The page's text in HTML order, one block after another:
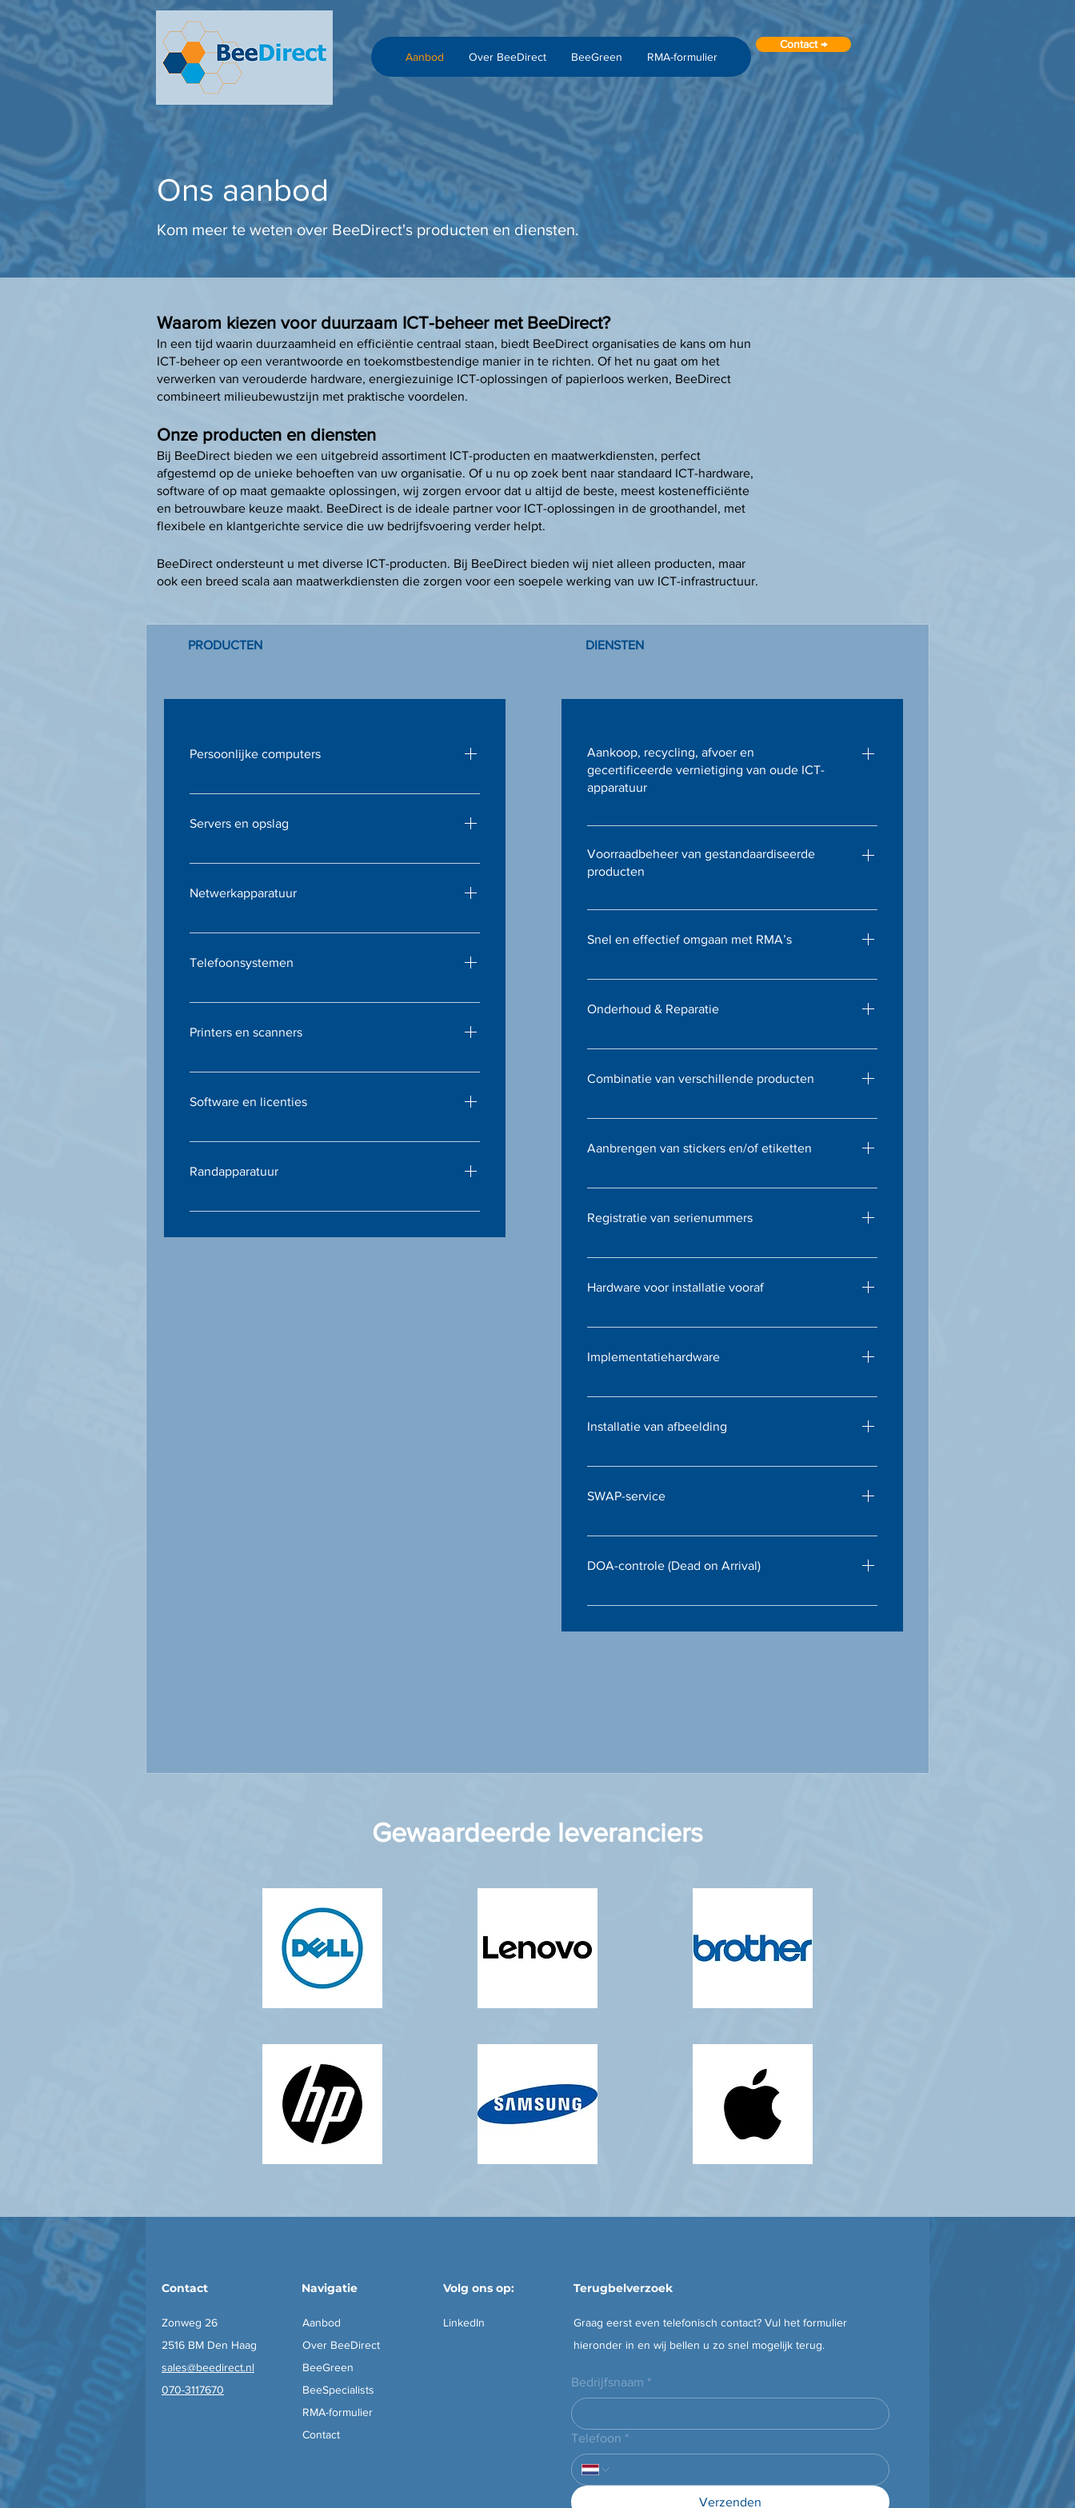
Aanbod Over BeeDirect BeeGreen RMA-formulier
Contact →
Ons aanbod
Kom meer te weten over BeeDirect's producten en diensten.
Waarom kiezen voor duurzaam ICT-beheer met BeeDirect?
In een tijd waarin duurzaamheid en efficiëntie centraal staan, biedt BeeDirect organisaties de kans om hun
ICT-beheer op een verantwoorde en toekomstbestendige manier in te richten. Of het nu gaat om het
verwerken van verouderde hardware, energiezuinige ICT-oplossingen of papierloos werken, BeeDirect
combineert milieubewustzijn met praktische voordelen.​​
Onze producten en diensten
Bij BeeDirect bieden we een uitgebreid assortiment ICT-producten en maatwerkdiensten, perfect
afgestemd op de unieke behoeften van uw organisatie. Of u nu op zoek bent naar standaard ICT-hardware,
software of op maat gemaakte oplossingen, wij zorgen ervoor dat u altijd de beste, meest kostenefficiënte
en betrouwbare keuze maakt. BeeDirect is de ideale partner voor ICT-oplossingen in de groothandel, met
flexibele en klantgerichte service die uw bedrijfsvoering verder helpt.
BeeDirect ondersteunt u met diverse ICT-producten. Bij BeeDirect bieden wij niet alleen producten, maar
ook een breed scala aan maatwerkdiensten die zorgen voor een soepele werking van uw ICT-infrastructuur.
PRODUCTEN
Persoonlijke computers
Pc's, thin clients, tablets, monitors, laptops – alles
werkomgeving.
Servers en opslag
Krachtige en betrouwbare serveroplossingen en
databeveiliging.
Netwerkapparatuur
Routers, switches en andere netwerkcomponenten
Telefoonsystemen
Complete zakelijke telefonie-oplossingen, van
voor heldere communicatie.
Printers en scanners
Diverse oplossingen voor documentbeheer, van
voor grote volumes.
Software en licenties
Besturingssystemen, applicaties en bedrijfssoftware
organisatie.
Randapparatuur
Toetsenborden, muizen, dockingstations en andere
DIENSTEN
Aankoop, recycling, afvoer en
gecertificeerde vernietiging van oude ICT-
apparatuur
Verantwoordelijke afvoer van verouderde
data om te voldoen aan wettelijke en
milieuvereisten.
Voorraadbeheer van gestandaardiseerde
producten
Betrouwbare beschikbaarheid van
zodat levertijden geen obstakel vormen voor uw
Snel en effectief omgaan met RMA’s
Wij zorgen voor een snelle en efficiënte
bedrijfscontinuïteit gewaarborgd blijft.
Onderhoud & Reparatie
Onderhoudsdiensten voor uw ICT-apparatuur,
Combinatie van verschillende producten
Wij bieden op maat gemaakte ICT-oplossingen,
worden geïntegreerd.
Aanbrengen van stickers en/of etiketten
Voor inventarisbeheer kunnen wij stickers en
eenvoudig te identificeren en te traceren is.
Registratie van serienummers
Gedetailleerde registratie van serienummers voor
hardware.
Hardware voor installatie vooraf
We kunnen hardware vooraf voor u installeren,
Implementatiehardware
Wij bieden implementatiehardware afgestemd op
organisatie.
Installatie van afbeelding
Wij voeren besturingssysteem- en software-imaging
gebruik.
SWAP-service
Bij defecten bieden wij een SWAP-service, waarbij
werkende exemplaren.
DOA-controle (Dead on Arrival)
We voeren DOA-controles uit om te garanderen dat
Gewaardeerde leveranciers
Contact
Zonweg 26
2516 BM Den Haag
sales@beedirect.nl
070-3117670​
Navigatie
Aanbod
Over BeeDirect
BeeGreen
BeeSpecialists
RMA-formulier
Contact
Volg ons op:
LinkedIn
Terugbelverzoek
Graag eerst even telefonisch contact? Vul het formulier
hieronder in en wij bellen u zo snel mogelijk terug.
Bedrijfsnaam *
Telefoon *
Verzenden